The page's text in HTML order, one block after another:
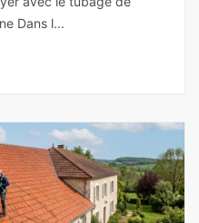
Dans l...